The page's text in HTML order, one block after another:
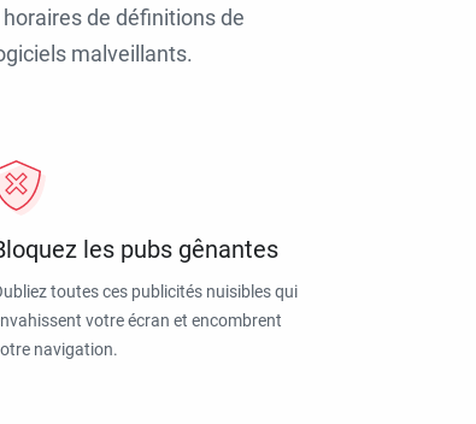
de définitions de
malveillants.
les pubs gênantes
toutes ces publicités nuisibles qui
votre écran et encombrent
navigation.